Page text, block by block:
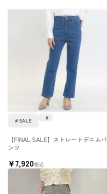
【FINAL SALE】ストレートデニムパ
ンツ
SALE
¥7,920税込